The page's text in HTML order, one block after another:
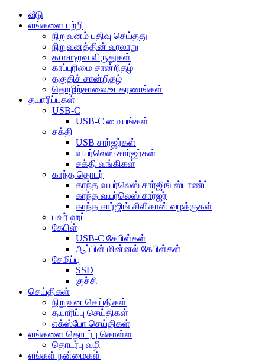
வீடு
எங்களை பற்றி
நிறுவனம் பதிவு செய்தது
நிறுவனத்தின் வரலாறு
கoraryரவ விருதுகள்
காப்புரிமை சான்றிதழ்
தகுதிச் சான்றிதழ்
தொழிற்சாலை/உபகரணங்கள்
தயாரிப்புகள்
USB-C
USB-C மையங்கள்
சக்தி
USB சார்ஜர்கள்
வயர்லெஸ் சார்ஜர்கள்
சக்தி வங்கிகள்
காந்த தொடர்
காந்த வயர்லெஸ் சார்ஜிங் ஸ்டாண்ட்
காந்த வயர்லெஸ் சார்ஜர்
காந்த சார்ஜிங் சிலிகான் வழக்குகள்
பவர் ஹப்
கேபிள்
USB-C கேபிள்கள்
ஆப்பிள் மின்னல் கேபிள்கள்
சேமிப்பு
SSD
குச்சி
செய்திகள்
நிறுவன செய்திகள்
தயாரிப்பு செய்திகள்
எக்ஸ்போ செய்திகள்
எங்களை தொடர்பு கொள்ள
தொடர்பு வழி
எங்கள் நன்மைகள்